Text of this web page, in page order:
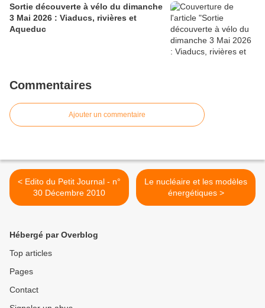
Sortie découverte à vélo du dimanche
3 Mai 2026 : Viaducs, rivières et
Aqueduc
Commentaires
Ajouter un commentaire
< Edito du Petit Journal - n°
30 Décembre 2010
Le nucléaire et les modèles
énergétiques >
Hébergé par Overblog
Top articles
Pages
Contact